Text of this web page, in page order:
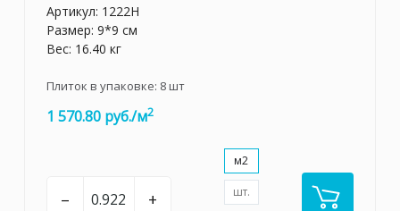
Артикул: 1222H
Размер: 9*9 см
Вес: 16.40 кг
Плиток в упаковке: 8шт
1 570.80 руб./м2
– +
м2
шт.